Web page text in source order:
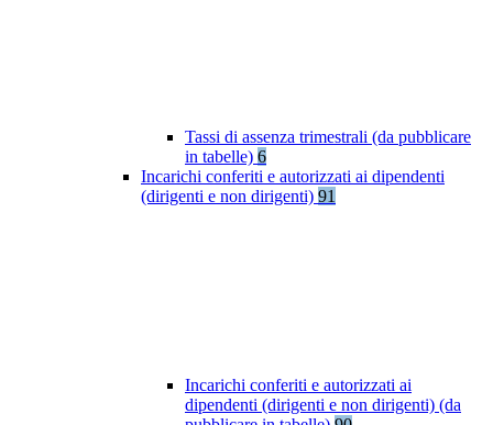
Tassi di assenza trimestrali (da pubblicare
in tabelle) 6
Incarichi conferiti e autorizzati ai dipendenti
(dirigenti e non dirigenti) 91
Incarichi conferiti e autorizzati ai
dipendenti (dirigenti e non dirigenti) (da